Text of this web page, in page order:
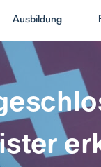
Ausbildung